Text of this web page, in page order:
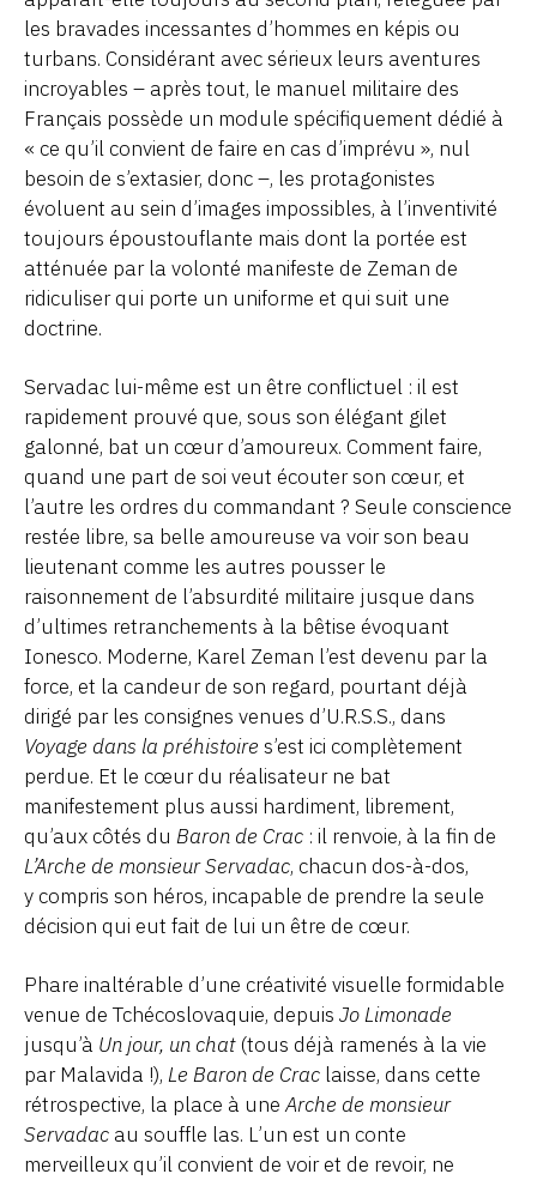
les bravades incessantes d’hommes en képis ou
turbans. Considérant avec sérieux leurs aventures
incroyables – après tout, le manuel militaire des
Français possède un module spécifiquement dédié à
« ce qu’il convient de faire en cas d’imprévu », nul
besoin de s’extasier, donc –, les protagonistes
évoluent au sein d’images impossibles, à l’inventivité
toujours époustouflante mais dont la portée est
atténuée par la volonté manifeste de Zeman de
ridiculiser qui porte un uniforme et qui suit une
doctrine.
Servadac lui-même est un être conflictuel : il est
rapidement prouvé que, sous son élégant gilet
galonné, bat un cœur d’amoureux. Comment faire,
quand une part de soi veut écouter son cœur, et
l’autre les ordres du commandant ? Seule conscience
restée libre, sa belle amoureuse va voir son beau
lieutenant comme les autres pousser le
raisonnement de l’absurdité militaire jusque dans
d’ultimes retranchements à la bêtise évoquant
Ionesco. Moderne, Karel Zeman l’est devenu par la
force, et la candeur de son regard, pourtant déjà
dirigé par les consignes venues d’U.R.S.S., dans
Voyage dans la préhistoire s’est ici complètement
perdue. Et le cœur du réalisateur ne bat
manifestement plus aussi hardiment, librement,
qu’aux côtés du Baron de Crac : il renvoie, à la fin de
L’Arche de monsieur Servadac, chacun dos-à-dos,
y compris son héros, incapable de prendre la seule
décision qui eut fait de lui un être de cœur.
Phare inaltérable d’une créativité visuelle formidable
venue de Tchécoslovaquie, depuis Jo Limonade
jusqu’à Un jour, un chat(tous déjà ramenés à la vie
par Malavida !), Le Baron de Crac laisse, dans cette
rétrospective, la place à uneArche de monsieur
Servadac au souffle las. L’un est un conte
merveilleux qu’il convient de voir et de revoir, ne